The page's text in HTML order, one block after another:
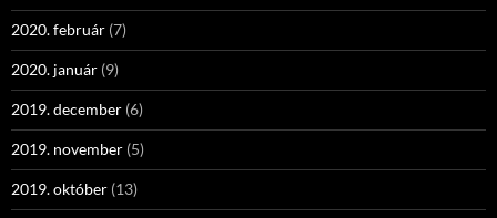
2020. február (7)
2020. január (9)
2019. december (6)
2019. november (5)
2019. október (13)